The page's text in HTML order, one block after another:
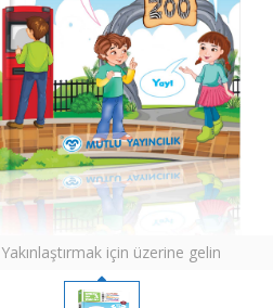
Yakınlaştırmak için üzerine gelin